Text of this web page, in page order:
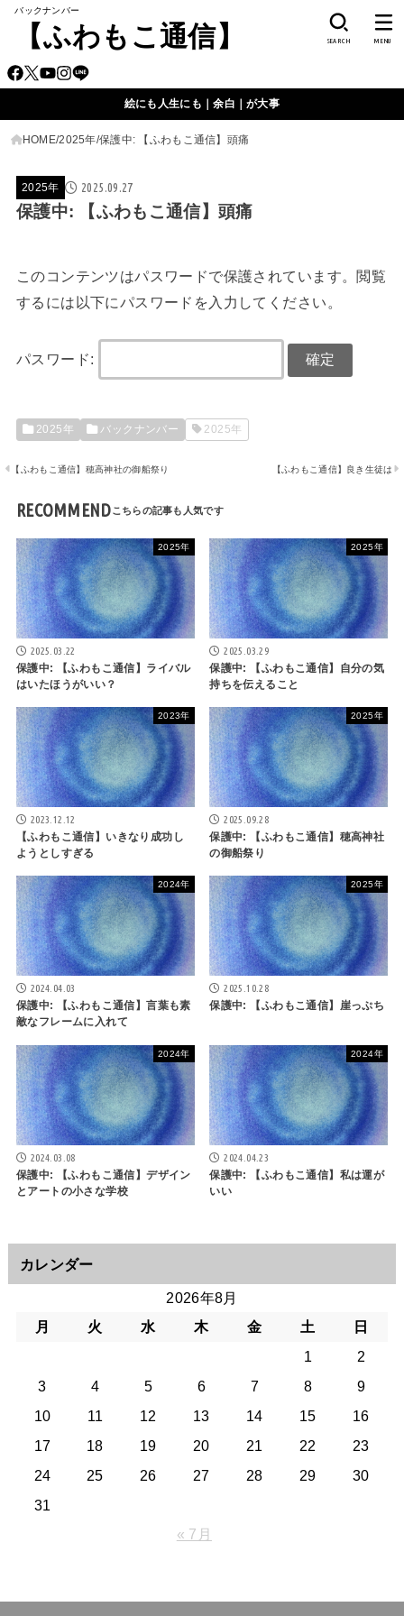
バックナンバー
【ふわもこ通信】 SEARCH MENU
絵にも人生にも｜余白｜が大事
HOME 2025年 保護中: 【ふわもこ通信】頭痛
2025年 2025.09.27
保護中: 【ふわもこ通信】頭痛
このコンテンツはパスワードで保護されています。閲覧
するには以下にパスワードを入力してください。
パスワード:
2025年 バックナンバー 2025年
【ふわもこ通信】穂高神社の御船祭り 【ふわもこ通信】良き生徒は
RECOMMEND
2025年
2025.03.22
保護中: 【ふわもこ通信】ライバル
はいたほうがいい？
2025年
2025.03.29
保護中: 【ふわもこ通信】自分の気
持ちを伝えること
2023年
2023.12.12
【ふわもこ通信】いきなり成功し
ようとしすぎる
2025年
2025.09.28
保護中: 【ふわもこ通信】穂高神社
の御船祭り
2024年
2024.04.03
保護中: 【ふわもこ通信】言葉も素
敵なフレームに入れて
2025年
2025.10.28
保護中: 【ふわもこ通信】崖っぷち
2024年
2024.03.08
保護中: 【ふわもこ通信】デザイン
とアートの小さな学校
2024年
2024.04.23
保護中: 【ふわもこ通信】私は運が
いい
カレンダー
2026年8月
月
火 水 木 金 土
日
1
2
3
4 5 6 7 8
9
10
11 12 13 14 15
16
17
18 19 20 21 22
23
24
25 26 27 28 29
30
31
« 7月